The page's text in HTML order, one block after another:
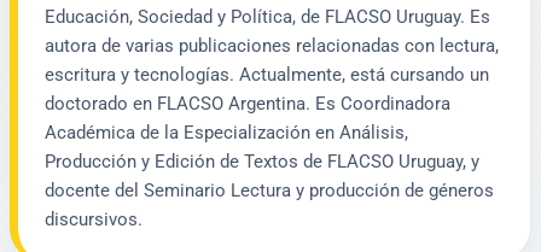
Educación, Sociedad y Política, de FLACSO Uruguay. Es
autora de varias publicaciones relacionadas con lectura,
escritura y tecnologías. Actualmente, está cursando un
doctorado en FLACSO Argentina. Es Coordinadora
Académica de la Especialización en Análisis,
Producción y Edición de Textos de FLACSO Uruguay, y
docente del Seminario Lectura y producción de géneros
discursivos.